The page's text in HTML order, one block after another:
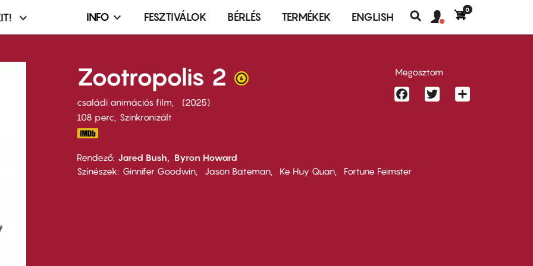
Infó,
terembérlés
menü
INFO FESZTIVÁLOK BÉRLÉS TERMÉKEK ENGLISH
Keresés
fiók
Felhasználói
0
Zootropolis 2
családi animációs film
2025
108 perc,
Szinkronizált
Rendező Jared Bush
Byron Howard
Színészek
Ginnifer Goodwin Jason Bateman Ke Huy Quan Fortune Feimster
Megosztom
FacebookTwitter